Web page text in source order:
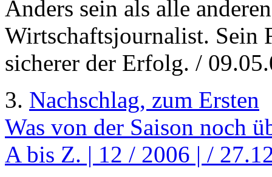
Anders sein als alle
Wirtschaftsjournalist. Sein
sicherer der Erfolg. /
3. Nachschlag, zum Ersten
Was von der Saison noch
A bis Z. | 12 / 2006 | /